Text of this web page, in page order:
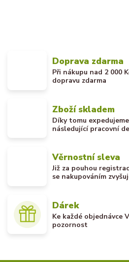
Doprava zdarma
Při nákupu nad 2 000
dopravu zdarma
Zboží skladem
Díky tomu
následující pracovní
Věrnostní sleva
Již za pouhou
se nakupováním
Dárek
Ke každé objednávce
pozornost